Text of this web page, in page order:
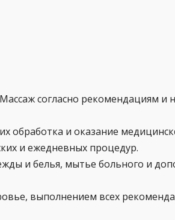
Массаж согласно рекомендациям и
обработка и оказание
и ежедневных процедур.
и белья, мытье больного и
выполнением всех